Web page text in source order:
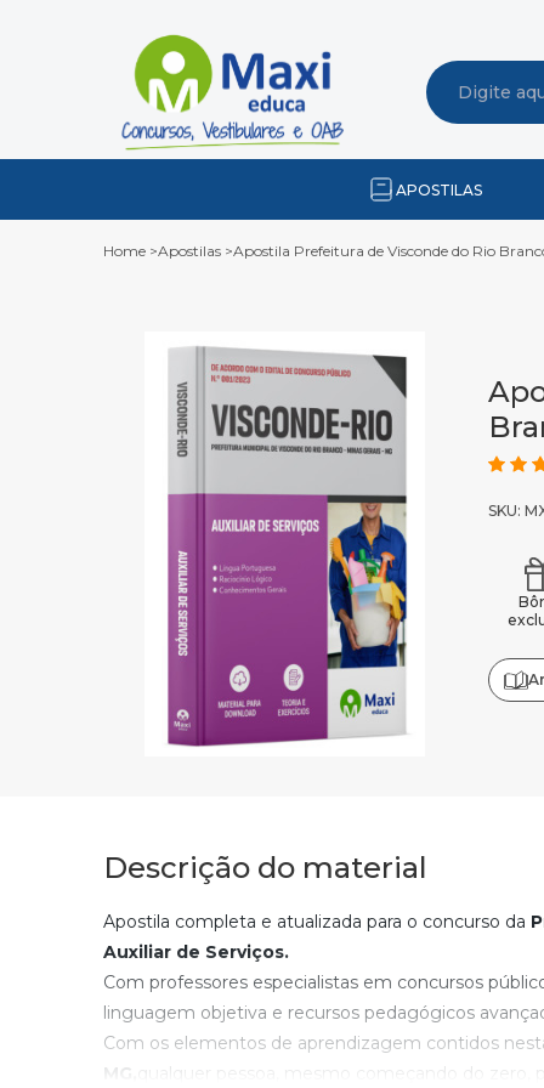
APOSTILAS
Home>Apostilas>Apostila Prefeitura de Visconde do Rio
SKU:
Descrição do material
Apostila completa e atualizada para o concurso da
Auxiliar de Serviços.
Com professores especialistas em concursos
linguagem objetiva e recursos pedagógicos
Com os elementos de aprendizagem contidos
MG
qualquer pessoa, mesmo começando do zero,